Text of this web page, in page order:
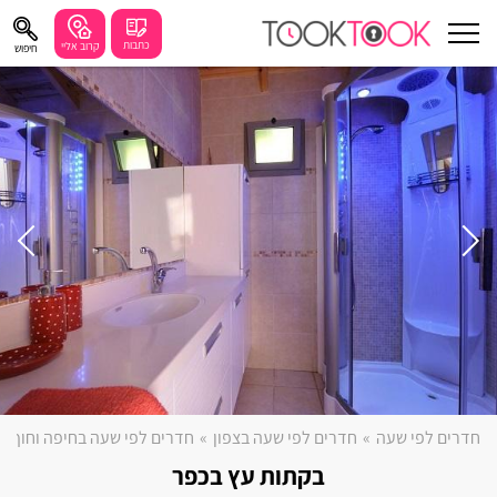
קרוב אליי חיפוש כתבות
חיפושים מומלצים
חיפה
בת ים
שזור
בורגתה
עוד
חדרים לפי שעה » חדרים לפי שעה בצפון » חדרים לפי שעה בחיפה וחוף
בקתות עץ בכפר